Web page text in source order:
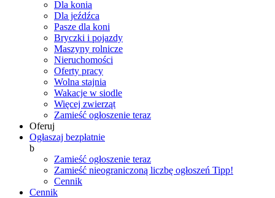
Dla konia
Dla jeźdźca
Pasze dla koni
Bryczki i pojazdy
Maszyny rolnicze
Nieruchomości
Oferty pracy
Wolna stajnia
Wakacje w siodle
Więcej zwierząt
Zamieść ogłoszenie teraz
Oferuj
Ogłaszaj bezpłatnie
b
Zamieść ogłoszenie teraz
Zamieść nieograniczoną liczbę ogłoszeń Tipp!
Cennik
Cennik